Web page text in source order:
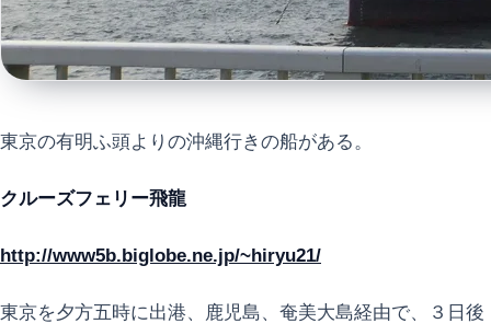
東京の有明ふ頭よりの沖縄行きの船がある。
クルーズフェリー飛龍
http://www5b.biglobe.ne.jp/~hiryu21/
東京を夕方五時に出港、鹿児島、奄美大島経由で、３日後